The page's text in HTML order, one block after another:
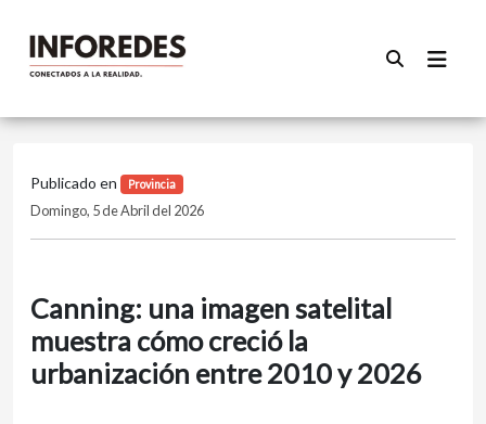
Publicado en Provincia
Domingo, 5 de Abril del 2026
Canning: una imagen satelital
muestra cómo creció la
urbanización entre 2010 y 2026